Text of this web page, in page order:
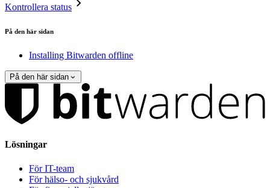
Kontrollera status
På den här sidan
Installing Bitwarden offline
På den här sidan
Lösningar
För IT-team
För hälso- och sjukvård